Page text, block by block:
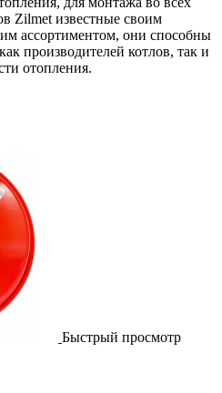
Zilmet известные своим
ассортиментом, они способны
производителей котлов, так и
отопления.
Быстрый просмотр